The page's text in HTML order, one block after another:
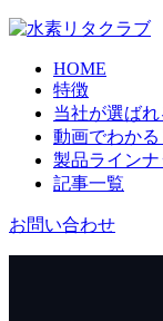
HOME
特徴
当社が選ば
動画でわか
製品ライン
記事一覧
お問い合わせ